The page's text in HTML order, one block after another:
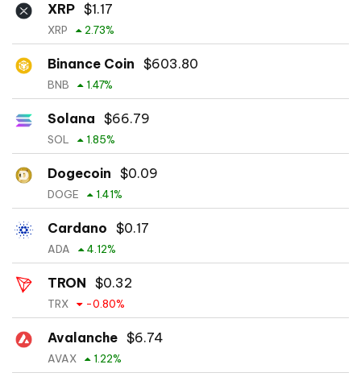
XRP $1.17
XRP 2.73%
Binance Coin $603.80
BNB 1.47%
Solana $66.79
SOL 1.85%
Dogecoin $0.09
DOGE 1.41%
Cardano $0.17
ADA 4.12%
TRON $0.32
TRX -0.80%
Avalanche $6.74
AVAX 1.22%